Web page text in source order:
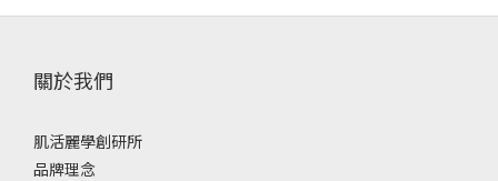
關於我們
肌活麗學創研所
品牌理念